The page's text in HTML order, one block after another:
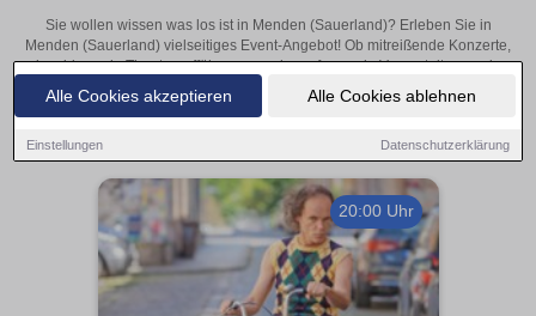
Alle Cookies akzeptieren Alle Cookies ablehnen
Einstellungen Datenschutzerklärung
Sie wollen wissen was los ist in Menden (Sauerland)? Erleben Sie in
Menden (Sauerland) vielseitiges Event-Angebot! Ob mitreißende Konzerte,
inspirierende Theateraufführungen oder aufregende Veranstaltungen in
Menden (Sauerland) – hier finden alles im Überblick und Tickets.
20:00 Uhr